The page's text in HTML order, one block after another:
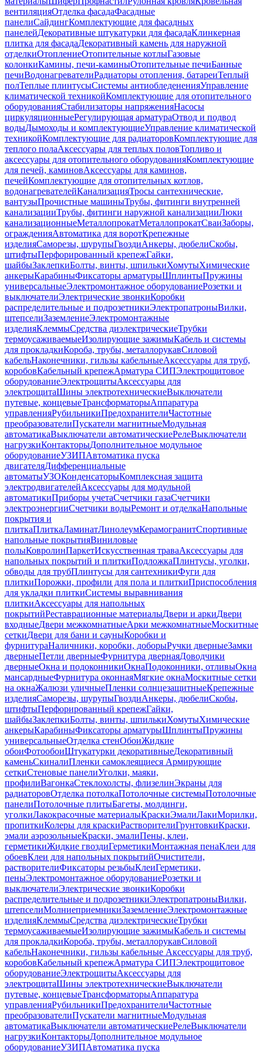
вентиляцияОтделка фасадаФасадные
панелиСайдингКомплектующие для фасадных
панелейДекоративные штукатурки для фасадаКлинкерная
плитка для фасадаДекоративный камень для наружной
отделкиОтоплениеОтопительные котлыГазовые
колонкиКамины, печи-каминыОтопительные печиБанные
печиВодонагревателиРадиаторы отопления, батареиТеплый
полТеплые плинтусыСистемы антиобледененияУправление
климатической техникойКомплектующие для отопительного
оборудованияСтабилизаторы напряженияНасосы
циркуляционныеРегулирующая арматураОтвод и подвод
водыДымоходы и комплектующиеУправление климатической
техникойКомплектующие для радиаторовКомплектующие для
теплого полаАксессуары для теплых половТопливо и
аксессуары для отопительного оборудованияКомплектующие
для печей, каминовАксессуары для каминов,
печейКомплектующие для отопительных котлов,
водонагревателейКанализацияТросы сантехнические,
вантузыПрочистные машиныТрубы, фитинги внутренней
канализацииТрубы, фитинги наружной канализацииЛюки
канализационныеМеталлопрокатМеталлопрокатСваиЗаборы,
огражденияАвтоматика для воротКрепежные
изделияСаморезы, шурупыГвоздиАнкеры, дюбелиСкобы,
штифтыПерфорированный крепежГайки,
шайбыЗаклепкиБолты, винты, шпилькиХомутыХимические
анкерыКарабиныФиксаторы арматурыШплинтыПружины
универсальныеЭлектромонтажное оборудованиеРозетки и
выключателиЭлектрические звонкиКоробки
распределительные и подрозетникиЭлектропатроныВилки,
штепселиЗаземлениеЭлектромонтажные
изделияКлеммыСредства диэлектрическиеТрубки
термоусаживаемыеИзолирующие зажимыКабель и системы
для прокладкиКороба, трубы, металлорукавСиловой
кабельНаконечники, гильзы кабельныеАксессуары для труб,
коробовКабельный крепежАрматура СИПЭлектрощитовое
оборудованиеЭлектрощитыАксессуары для
электрощитаШины электротехническиеВыключатели
путевые, концевыеТрансформаторыАппаратура
управленияРубильникиПредохранителиЧастотные
преобразователиПускатели магнитныеМодульная
автоматикаВыключатели автоматическиеРелеВыключатели
нагрузкиКонтакторыДополнительное модульное
оборудованиеУЗИПАвтоматика пуска
двигателяДифференциальные
автоматыУЗОКонденсаторыКомплексная защита
электродвигателейАксессуары для модульной
автоматикиПриборы учетаСчетчики газаСчетчики
электроэнергииСчетчики водыРемонт и отделкаНапольные
покрытия и
плиткаПлиткаЛаминатЛинолеумКерамогранитСпортивные
напольные покрытияВиниловые
полыКовролинПаркетИскусственная траваАксессуары для
напольных покрытий и плиткиПодложкаПлинтусы, уголки,
обводы для трубПлинтусы для сантехникиФуги для
плиткиПорожки, профили для пола и плиткиПриспособления
для укладки плиткиСистемы выравнивания
плиткиАксессуары для напольных
покрытийРеставрационные материалыДвери и аркиДвери
входныеДвери межкомнатныеАрки межкомнатныеМоскитные
сеткиДвери для бани и сауныКоробки и
фурнитураНаличники, коробки, доборыРучки дверныеЗамки
дверныеПетли дверныеФурнитура двернаяДоводчики
дверныеОкна и подоконникиОкнаПодоконники, отливыОкна
мансардныеФурнитура оконнаяМягкие окнаМоскитные сетки
на окнаЖалюзи уличныеПленки солнцезащитныеКрепежные
изделияСаморезы, шурупыГвоздиАнкеры, дюбелиСкобы,
штифтыПерфорированный крепежГайки,
шайбыЗаклепкиБолты, винты, шпилькиХомутыХимические
анкерыКарабиныФиксаторы арматурыШплинтыПружины
универсальныеОтделка стенОбоиЖидкие
обоиФотообоиШтукатурки декоративныеДекоративный
каменьСкиналиПленки самоклеящиеся Армирующие
сеткиСтеновые панелиУголки, маяки,
профилиВагонкаСтеклохолсты, флизелинЭкраны для
радиаторовОтделка потолкаПотолочные системыПотолочные
панелиПотолочные плитыБагеты, молдинги,
уголкиЛакокрасочные материалыКраскиЭмалиЛакиМорилки,
пропиткиКолеры для краскиРастворителиГрунтовкиКраски,
эмали аэрозольныеКраски, эмалиПены, клеи,
герметикиЖидкие гвоздиГерметикиМонтажная пенаКлеи для
обоевКлеи для напольных покрытийОчистители,
растворителиФиксаторы резьбыКлеиГерметики,
пеныЭлектромонтажное оборудованиеРозетки и
выключателиЭлектрические звонкиКоробки
распределительные и подрозетникиЭлектропатроныВилки,
штепселиМолниеприемникиЗаземлениеЭлектромонтажные
изделияКлеммыСредства диэлектрическиеТрубки
термоусаживаемыеИзолирующие зажимыКабель и системы
для прокладкиКороба, трубы, металлорукавСиловой
кабельНаконечники, гильзы кабельные Аксессуары для труб,
коробовКабельный крепежАрматура СИПЭлектрощитовое
оборудованиеЭлектрощитыАксессуары для
электрощитаШины электротехническиеВыключатели
путевые, концевыеТрансформаторыАппаратура
управленияРубильникиПредохранителиЧастотные
преобразователиПускатели магнитныеМодульная
автоматикаВыключатели автоматическиеРелеВыключатели
нагрузкиКонтакторыДополнительное модульное
оборудованиеУЗИПАвтоматика пуска